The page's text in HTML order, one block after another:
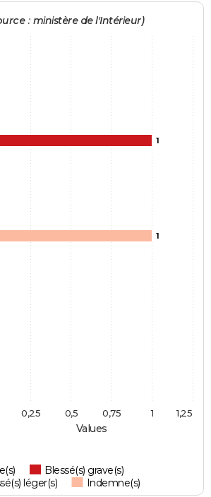
Values
: ministère de l'Intérieur)
1
1
Blessé(s) grave(s)
léger(s)
Indemne(s)
1
0,25 0,5 0,75 1,25